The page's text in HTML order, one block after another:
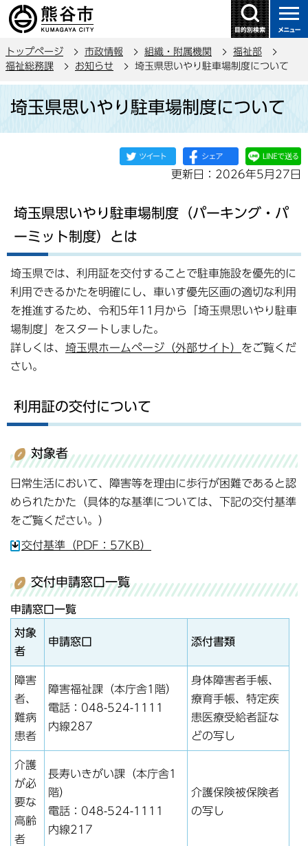
の
ー
トップページ 市政情報 組織・附属機関
福祉部
福祉総務課
お知らせ 埼玉県思いやり駐車場制度について
埼玉県思いやり駐車場制度について
更新日：2026年5月27日
埼玉県思いやり駐車場制度（パーキング・パ
ーミット制度）とは
埼玉県では、利用証を交付することで駐車施設を優先的に
利用できるかたを明確にし、車いす優先区画の適切な利用
を推進するため、令和5年11月から「埼玉県思いやり駐車
場制度」をスタートしました。
詳しくは、 埼玉県ホームページ（外部サイト） をご覧くだ
さい。
利用証の交付について
対象者
日常生活において、障害等を理由に歩行が困難であると認
められたかた（具体的な基準については、下記の交付基準
をご覧ください。）
交付基準（PDF：57KB）
交付申請窓口一覧
申請窓口一覧
対象
者
申請窓口 添付書類
障害
者、
難病
患者
障害福祉課（本庁舎1階）
電話：048-524-1111
内線287
身体障害者手帳、
療育手帳、特定疾
患医療受給者証な
どの写し
介護
が必
要な
高齢
者
長寿いきがい課（本庁舎1
階）
電話：048-524-1111
内線217
介護保険被保険者
の写し